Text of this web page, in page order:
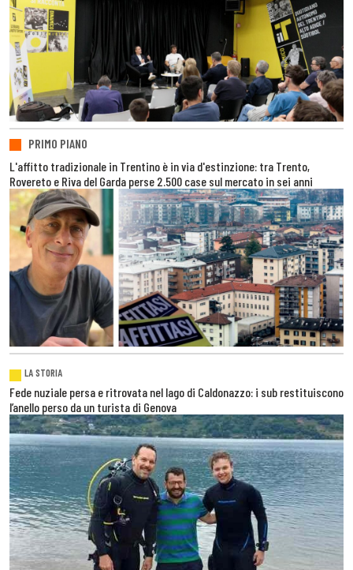
PRIMO PIANO
L'affitto tradizionale in Trentino è in via d'estinzione: tra Trento,
Rovereto e Riva del Garda perse 2.500 case sul mercato in sei anni
LA STORIA
Fede nuziale persa e ritrovata nel lago di Caldonazzo: i sub restituiscono
l’anello perso da un turista di Genova